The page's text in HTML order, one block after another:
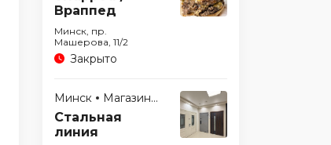
Враппед
Минск, пр.
Машерова, 11/2
Закрыто
Минск Магазины
Стальная
линия